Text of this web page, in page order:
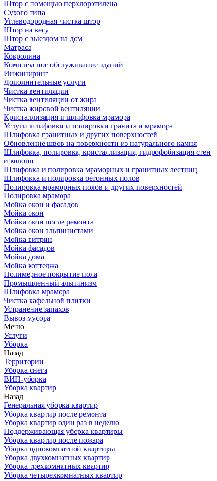
Штор с помощью перхлорэтилена
Сухого типа
Углеводородная чистка штор
Штор на весу
Штор с выездом на дом
Матраса
Ковролина
Комплексное обслуживание зданий
Инжиниринг
Дополнительные услуги
Чистка вентиляции
Чистка вентиляции от жира
Чистка жировой вентиляции
Кристаллизация и шлифовка мрамора
Услуги шлифовки и полировки гранита и мрамора
Шлифовка гранитных и других поверхностей
Обновление швов на поверхности из натурального камня
Шлифовка, полировка, кристаллизация, гидрофобизация стен
и колонн
Шлифовка и полировка мраморных и гранитных лестниц
Шлифовка и полировка бетонных полов
Полировка мраморных полов и других поверхностей
Полировка мрамора
Мойка окон и фасадов
Мойка окон
Мойка окон после ремонта
Мойка окон альпинистами
Мойка витрин
Мойка фасадов
Мойка дома
Мойка коттеджа
Полимерное покрытие пола
Промышленный альпинизм
Шлифовка мрамора
Чистка кафельной плитки
Устранение запахов
Вывоз мусора
Меню
Услуги
Уборка
Назад
Территории
Уборка снега
ВИП-уборка
Уборка квартир
Назад
Генеральная уборка квартир
Уборка квартир после ремонта
Уборка квартир один раз в неделю
Поддерживающая уборка квартиры
Уборка квартир после пожара
Уборка однокомнатной квартиры
Уборка двухкомнатных квартир
Уборка трехкомнатных квартир
Уборка четырехкомнатных квартир